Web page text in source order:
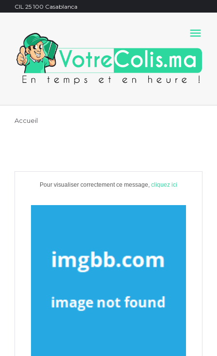
CIL 25 100 Casablanca
menu
Accueil
Pour visualiser correctement ce message, cliquez ici